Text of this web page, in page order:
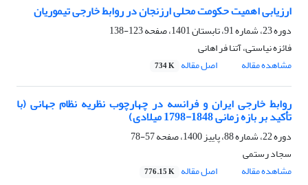
ارزیابی اهمیت حکومت محلی ارزنجان در روابط خارجی تیموریان
دوره 23، شماره 91، تابستان 1401، صفحه
123-138
فائزه نیاستی، آتنا فر اهانی
مشاهده مقاله
اصل مقاله 734 K
روابط خارجی ایران و فرانسه در چهارچوب نظریه نظام جهانی (با
تأکید بر بازه زمانی 1848-1798 میلادی)
دوره 22، شماره 88، پاییز 1400، صفحه
57-78
سجاد رستمی
مشاهده مقاله
اصل مقاله 776.15 K